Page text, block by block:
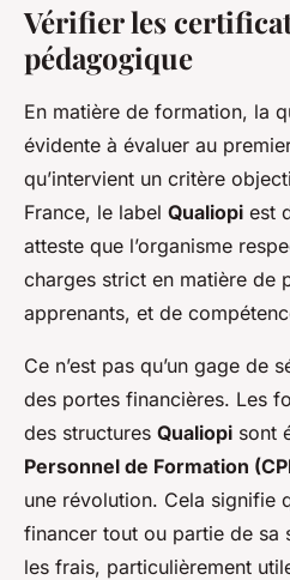
Vérifier les
pédagogique
En matière de formation, la
évidente à évaluer au
qu’intervient un critère
France, le label Qualiopi est
atteste que l’organisme
charges strict en matière de
apprenants, et de
Ce n’est pas qu’un gage de
des portes financières. Les
des structures Qualiopi sont
Personnel de Formation
une révolution. Cela signifie
financer tout ou partie de sa
les frais, particulièrement